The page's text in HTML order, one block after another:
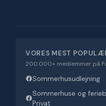
VORES MEST
200.000+ medlemmer på
Sommerhusudlejning
Sommerhuse og
Privat